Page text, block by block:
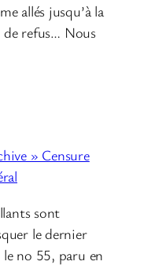
allés jusqu’à la
de refus… Nous
» Censure
sont
le dernier
le no 55, paru en